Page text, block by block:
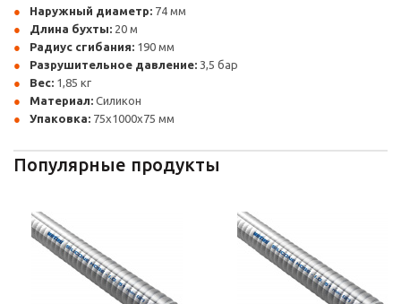
Наружный диаметр: 74 мм
Длина бухты: 20 м
Радиус сгибания: 190 мм
Разрушительное давление: 3,5 бар
Вес: 1,85 кг
Материал: Силикон
Упаковка: 75x1000x75 мм
Популярные продукты